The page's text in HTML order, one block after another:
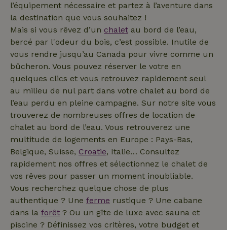
l’équipement nécessaire et partez à l’aventure dans
la destination que vous souhaitez !
Mais si vous rêvez d’un chalet au bord de l’eau,
bercé par l'odeur du bois, c’est possible. Inutile de
vous rendre jusqu’au Canada pour vivre comme un
bûcheron. Vous pouvez réserver le votre en
quelques clics et vous retrouvez rapidement seul
au milieu de nul part dans votre chalet au bord de
l’eau perdu en pleine campagne. Sur notre site vous
trouverez de nombreuses offres de location de
chalet au bord de l’eau. Vous retrouverez une
multitude de logements en Europe : Pays-Bas,
Belgique, Suisse, Croatie, Italie… Consultez
rapidement nos offres et sélectionnez le chalet de
vos rêves pour passer un moment inoubliable.
Vous recherchez quelque chose de plus
authentique ? Une ferme rustique ? Une cabane
dans la forêt ? Ou un gîte de luxe avec sauna et
piscine ? Définissez vos critères, votre budget et
_nhftconstraint_safety-
deposit-refund
www.maisonnature.fr
_nhft_user-create-account www.maisonnature.fr
_nhftconstraint_new-
calendar
www.maisonnature.fr